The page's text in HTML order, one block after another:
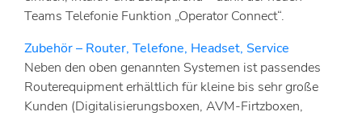
Teams Telefonie Funktion „Operator Connect“.
Zubehör – Router, Telefone, Headset, Service
Neben den oben genannten Systemen ist passendes
Routerequipment erhältlich für kleine bis sehr große
Kunden (Digitalisierungsboxen, AVM-Firtzboxen,